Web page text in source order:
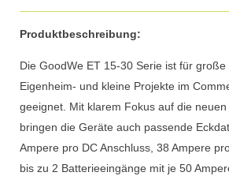
Produktbeschreibung:
Die GoodWe ET 15-30 Serie ist für große
Eigenheim- und kleine Projekte im
geeignet. Mit klarem Fokus auf die
bringen die Geräte auch passende
Ampere pro DC Anschluss, 38 Ampere
bis zu 2 Batterieeingänge mit je 50